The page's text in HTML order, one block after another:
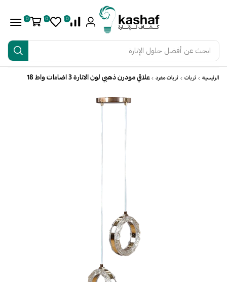
ابحث عن أفضل حلول الإنارة
0
0
0
الرئيسية ثريات ثريات مفرد علاقي مودرن ذهبي لون الانارة 3 اضاءات واط 18